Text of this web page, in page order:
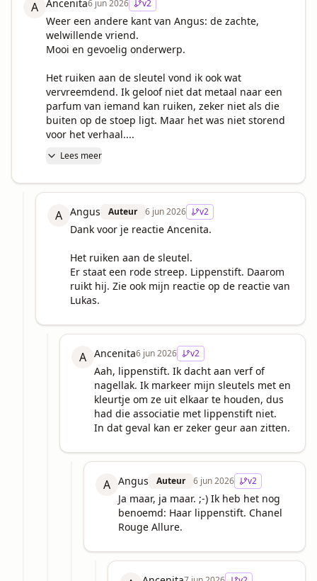
A Ancenita6 jun 2026 v2
Weer een andere kant van Angus: de zachte,
welwillende vriend.
Mooi en gevoelig onderwerp.
Het ruiken aan de sleutel vond ik ook wat
vervreemdend. Ik geloof niet dat metaal naar een
parfum van iemand kan ruiken, zeker niet als die
buiten op de stoep ligt. Maar het was niet storend
voor het verhaal....
Lees meer
A Angus Auteur 6 jun 2026 v2
Dank voor je reactie Ancenita.
Het ruiken aan de sleutel.
Er staat een rode streep. Lippenstift. Daarom
ruikt hij. Zie ook mijn reactie op de reactie van
Lukas.
A Ancenita6 jun 2026 v2
Aah, lippenstift. Ik dacht aan verf of
nagellak. Ik markeer mijn sleutels met en
kleurtje om ze uit elkaar te houden, dus
had die associatie met lippenstift niet.
In dat geval kan er zeker geur aan zitten.
A Angus Auteur 6 jun 2026 v2
Ja maar, ja maar. ;-) Ik heb het nog
benoemd: Haar lippenstift. Chanel
Rouge Allure.